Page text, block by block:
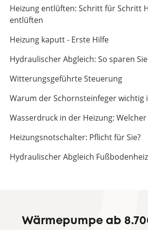
Heizung entlüften: Schritt für Schritt
entlüften
Heizung kaputt - Erste Hilfe
Hydraulischer Abgleich: So sparen
Witterungsgeführte Steuerung
Warum der Schornsteinfeger wichtig
Wasserdruck in der Heizung:
Heizungsnotschalter: Pflicht für Sie?
Hydraulischer Abgleich
Wärmepumpe ab